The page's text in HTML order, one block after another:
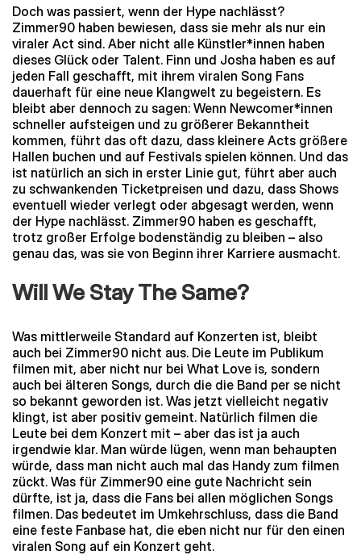
Doch was passiert, wenn der Hype nachlässt?
Zimmer90 haben bewiesen, dass sie mehr als nur ein
viraler Act sind. Aber nicht alle Künstler*innen haben
dieses Glück oder Talent. Finn und Josha haben es auf
jeden Fall geschafft, mit ihrem viralen Song Fans
dauerhaft für eine neue Klangwelt zu begeistern. Es
bleibt aber dennoch zu sagen: Wenn Newcomer*innen
schneller aufsteigen und zu größerer Bekanntheit
kommen, führt das oft dazu, dass kleinere Acts größere
Hallen buchen und auf Festivals spielen können. Und das
ist natürlich an sich in erster Linie gut, führt aber auch
zu schwankenden Ticketpreisen und dazu, dass Shows
eventuell wieder verlegt oder abgesagt werden, wenn
der Hype nachlässt. Zimmer90 haben es geschafft,
trotz großer Erfolge bodenständig zu bleiben – also
genau das, was sie von Beginn ihrer Karriere ausmacht.
Will We Stay The Same?
Was mittlerweile Standard auf Konzerten ist, bleibt
auch bei Zimmer90 nicht aus. Die Leute im Publikum
filmen mit, aber nicht nur bei What Love is, sondern
auch bei älteren Songs, durch die die Band per se nicht
so bekannt geworden ist. Was jetzt vielleicht negativ
klingt, ist aber positiv gemeint. Natürlich filmen die
Leute bei dem Konzert mit – aber das ist ja auch
irgendwie klar. Man würde lügen, wenn man behaupten
würde, dass man nicht auch mal das Handy zum filmen
zückt. Was für Zimmer90 eine gute Nachricht sein
dürfte, ist ja, dass die Fans bei allen möglichen Songs
filmen. Das bedeutet im Umkehrschluss, dass die Band
eine feste Fanbase hat, die eben nicht nur für den einen
viralen Song auf ein Konzert geht.